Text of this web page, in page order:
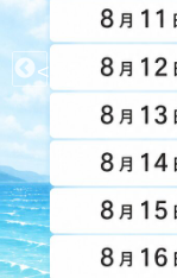
<